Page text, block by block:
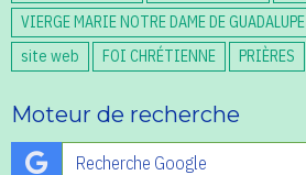
VIERGE MARIE NOTRE DAME DE GUADALUPE
site web
FOI CHRÉTIENNE PRIÈRES
Moteur de recherche